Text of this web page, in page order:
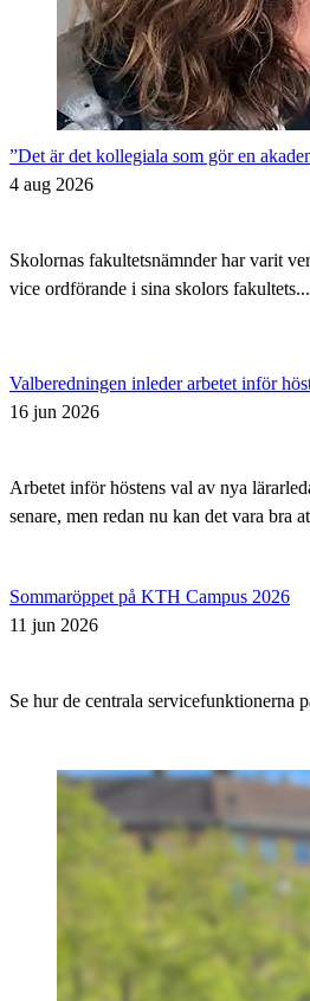
”Det är det kollegiala som gör en
4 aug 2026
Skolornas fakultetsnämnder har varit
vice ordförande i sina skolors fakultets...
Valberedningen inleder arbetet inför
16 jun 2026
Arbetet inför höstens val av nya
senare, men redan nu kan det vara bra
Sommaröppet på KTH Campus 2026
11 jun 2026
Se hur de centrala servicefunktionerna